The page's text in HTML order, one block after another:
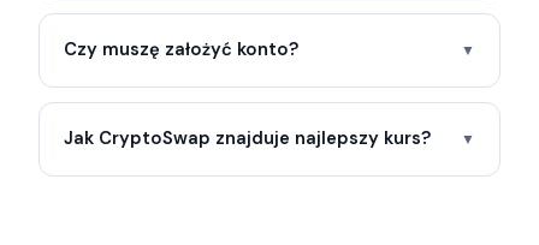
Czy muszę założyć konto? ▼
Jak CryptoSwap znajduje najlepszy kurs? ▼